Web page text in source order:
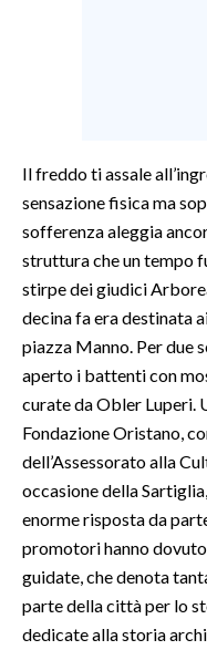
GOSSIP
SALUTE
SARDI NEL MONDO
EVENTI
3 MINUTI CON
INSULARITÀ
INFO AZIENDE
Il freddo ti assale
sensazione fisica ma
sofferenza aleggia
struttura che un tempo
stirpe dei giudici
decina fa era destinata
piazza Manno. Per due
aperto i battenti con
curate da Obler Luperi.
Fondazione Oristano,
dell’Assessorato alla
occasione della
enorme risposta da
promotori hanno
guidate, che denota
parte della città per lo
dedicate alla storia